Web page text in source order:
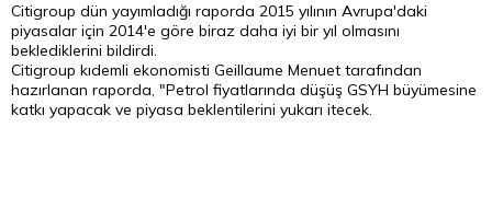
Citigroup dün yayımladığı raporda 2015 yılının Avrupa'daki
piyasalar için 2014'e göre biraz daha iyi bir yıl olmasını
beklediklerini bildirdi.
Citigroup kıdemli ekonomisti Geillaume Menuet tarafından
hazırlanan raporda, "Petrol fiyatlarında düşüş GSYH büyümesine
katkı yapacak ve piyasa beklentilerini yukarı itecek.